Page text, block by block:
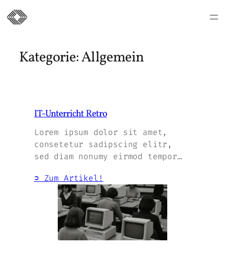
Inhalt
springen
Kategorie:Allgemein
IT-Unterricht Retro
Lorem ipsum dolor sit amet,
consetetur sadipscing elitr,
sed diam nonumy eirmod tempor…
➲ Zum Artikel!